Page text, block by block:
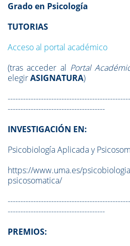
Grado en Psicología
TUTORIAS
Acceso al portal académico
(tras acceder al Portal
elegirASIGNATURA)
--------------------------------------
INVESTIGACIÓN EN:
Psicobiología Aplicada y
https://www.uma.es/
psicosomatica/
--------------------------------------
PREMIOS: